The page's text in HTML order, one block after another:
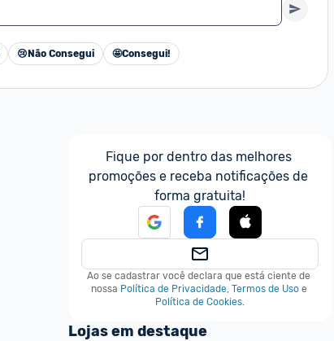
😢 Não Consegui 🤩Consegui!
Fique por dentro das melhores
promoções e receba notificações de
forma gratuita!
Ao se cadastrar você declara que está ciente de
nossa Política de Privacidade, Termos de Uso e
Política de Cookies.
Lojas em destaque